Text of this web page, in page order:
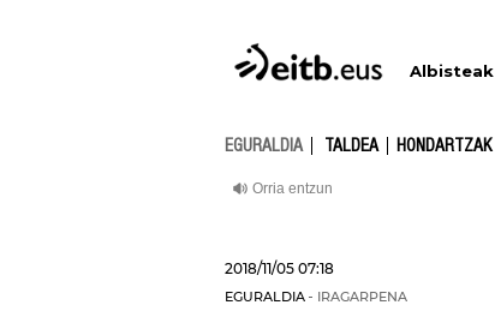
Albisteak
EGURALDIA TALDEA HONDARTZAK
2018/11/05 07:18
EGURALDIA IRAGARPENA